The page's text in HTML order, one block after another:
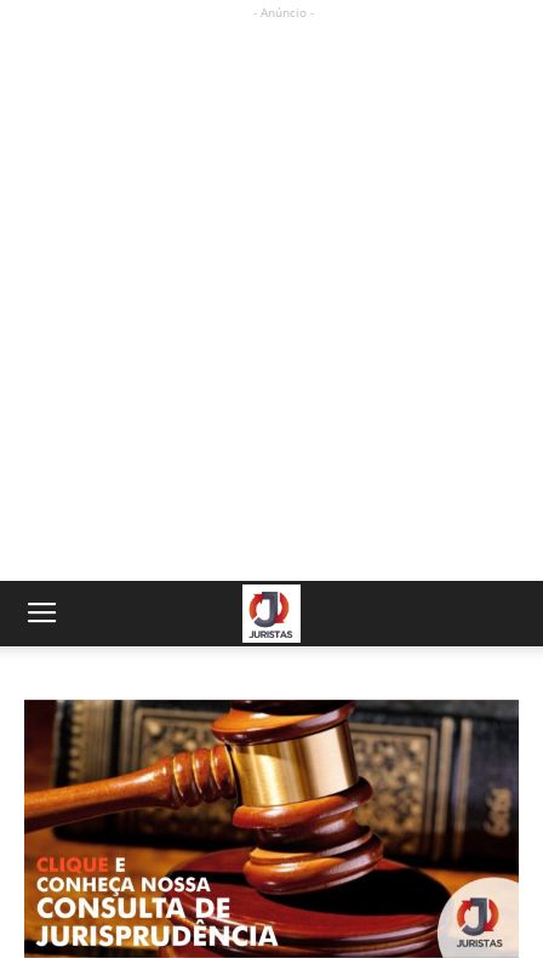
- Anúncio -